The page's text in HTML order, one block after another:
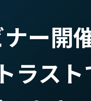
ナー開
ラス